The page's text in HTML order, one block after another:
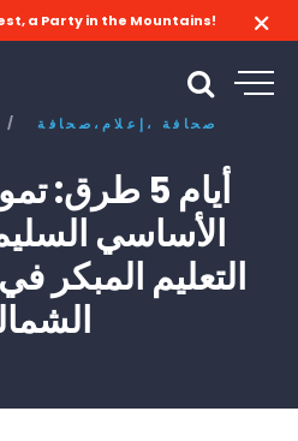
a Party in the Mountains!
/ صحافة، إعلام، صحافة
الأساسي
التعليم المبكر في